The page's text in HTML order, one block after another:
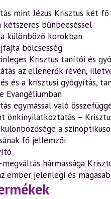
mint Jézus Krisztus két
kétszeres bűnbeeséssel
különböző korokban
bölcsesség
Krisztus tanítói és
az ellenerők révén,
és a krisztusi gyógyítás,
Evangéliumban
egymással való
önkinyilatkoztatás –
a
fő jellemzői
hármassága
ember jelenlegi és